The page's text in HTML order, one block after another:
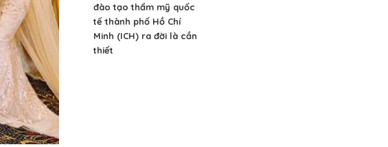
đào tạo thẩm mỹ quốc
tế thành phố Hồ Chí
Minh (ICH) ra đời là cần
thiết